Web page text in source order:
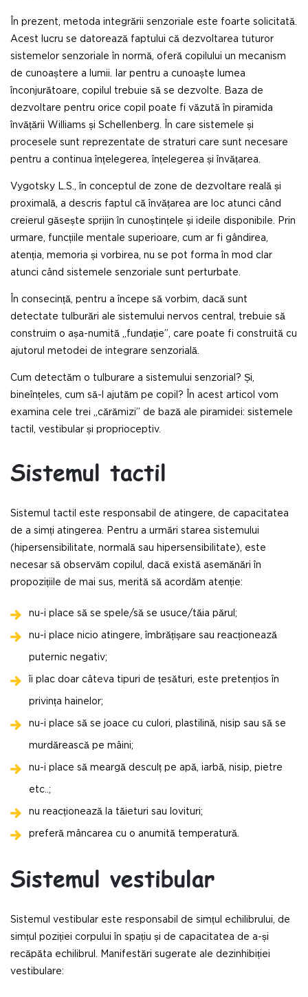
În prezent, metoda integrării senzoriale este foarte solicitată.
Acest lucru se datorează faptului că dezvoltarea tuturor
sistemelor senzoriale în normă, oferă copilului un mecanism
de cunoaștere a lumii. Iar pentru a cunoaște lumea
înconjurătoare, copilul trebuie să se dezvolte. Baza de
dezvoltare pentru orice copil poate fi văzută în piramida
învățării Williams și Schellenberg. În care sistemele și
procesele sunt reprezentate de straturi care sunt necesare
pentru a continua înțelegerea, înțelegerea și învățarea.
Vygotsky L.S., în conceptul de zone de dezvoltare reală și
proximală, a descris faptul că învățarea are loc atunci când
creierul găsește sprijin în cunoștințele și ideile disponibile. Prin
urmare, funcțiile mentale superioare, cum ar fi gândirea,
atenția, memoria și vorbirea, nu se pot forma în mod clar
atunci când sistemele senzoriale sunt perturbate.
În consecință, pentru a începe să vorbim, dacă sunt
detectate tulburări ale sistemului nervos central, trebuie să
construim o așa-numită „fundație”, care poate fi construită cu
ajutorul metodei de integrare senzorială.
Cum detectăm o tulburare a sistemului senzorial? Și,
bineînțeles, cum să-l ajutăm pe copil? În acest articol vom
examina cele trei „cărămizi” de bază ale piramidei: sistemele
tactil, vestibular și proprioceptiv.
Sistemul tactil
Sistemul tactil este responsabil de atingere, de capacitatea
de a simți atingerea. Pentru a urmări starea sistemului
(hipersensibilitate, normală sau hipersensibilitate), este
necesar să observăm copilul, dacă există asemănări în
propozițiile de mai sus, merită să acordăm atenție:
nu-i place să se spele/să se usuce/tăia părul;
nu-i place nicio atingere, îmbrățișare sau reacționează
puternic negativ;
îi plac doar câteva tipuri de țesături, este pretențios în
privința hainelor;
nu-i place să se joace cu culori, plastilină, nisip sau să se
murdărească pe mâini;
nu-i place să meargă desculț pe apă, iarbă, nisip, pietre
etc..;
nu reacționează la tăieturi sau lovituri;
preferă mâncarea cu o anumită temperatură.
Sistemul vestibular
Sistemul vestibular este responsabil de simțul echilibrului, de
simțul poziției corpului în spațiu și de capacitatea de a-și
recăpăta echilibrul. Manifestări sugerate ale dezinhibiției
vestibulare: